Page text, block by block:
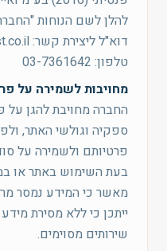
להלן לשם הנוחות
דוא"ל ליצירת קשר: reports@hsinvest.co.il
טלפון: 03-7361642
מחויבות לשמירה על
החברה מחויבת להגן על
ספקיה וגולשי האתר,
פרטיותם ולשמירה על
בעת השימוש באתר או
מאשר כי המידע נמסר
ייתכן כי ללא מסירת
שירותים מסוימים.